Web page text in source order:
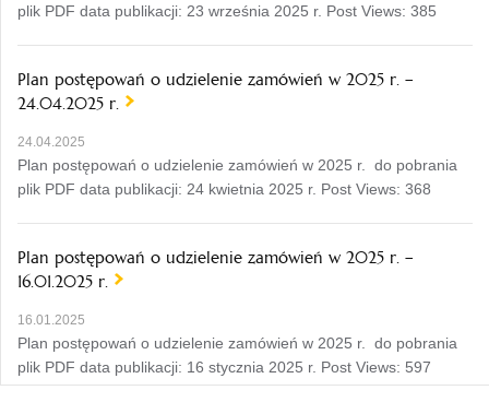
plik PDF data publikacji: 23 września 2025 r. Post Views: 385
Plan postępowań o udzielenie zamówień w 2025 r. –
24.04.2025 r.
24.04.2025
Plan postępowań o udzielenie zamówień w 2025 r. do pobrania
plik PDF data publikacji: 24 kwietnia 2025 r. Post Views: 368
Plan postępowań o udzielenie zamówień w 2025 r. –
16.01.2025 r.
16.01.2025
Plan postępowań o udzielenie zamówień w 2025 r. do pobrania
plik PDF data publikacji: 16 stycznia 2025 r. Post Views: 597